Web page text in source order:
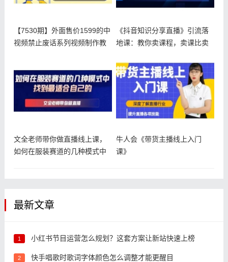
【7530期】外面售价1599的中
视频禁止废话系列视频制作教
《抖音知识分享直播》引流落
地课：教你卖课程，卖课比卖
文全老师带你做直播线上课，
如何在服装赛道的几种模式中
牛人会《带货主播线上入门
课》
最新文章
1 小红书节目运营怎么规划？这套方案让新站快速上榜
2 快手唱歌时歌词字体颜色怎么调整才能更醒目